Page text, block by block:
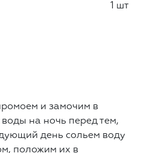
1 шт
и замочим в
на ночь перед тем,
день сольем воду
положим их в